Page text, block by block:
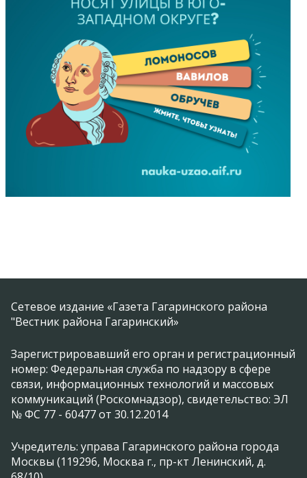
Сетевое издание «Газета Гагаринского района
"Вестник района Гагаринский»
Зарегистрировавший его орган и регистрационный
номер: Федеральная служба по надзору в сфере
связи, информационных технологий и массовых
коммуникаций (Роскомнадзор), свидетельство: ЭЛ
№ ФС 77 - 60477 от 30.12.2014
Учредитель: управа Гагаринского района города
Москвы (119296, Москва г., пр-кт Ленинский, д.